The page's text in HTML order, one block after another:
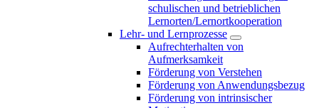
schulischen und betrieblichen
Lernorten/Lernortkooperation
Lehr- und Lernprozesse
Aufrechterhalten von
Aufmerksamkeit
Förderung von Verstehen
Förderung von Anwendungsbezug
Förderung von intrinsischer